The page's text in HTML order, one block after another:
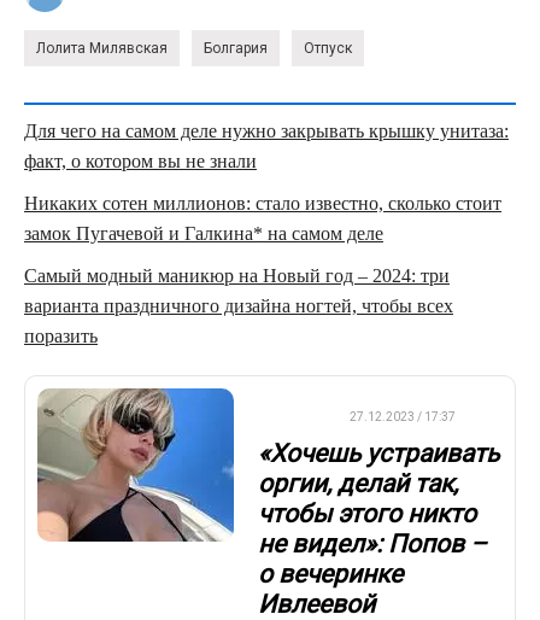
Лолита Милявская Болгария Отпуск
Для чего на самом деле нужно закрывать крышку унитаза:
факт, о котором вы не знали
Никаких сотен миллионов: стало известно, сколько стоит
замок Пугачевой и Галкина* на самом деле
Самый модный маникюр на Новый год – 2024: три
варианта праздничного дизайна ногтей, чтобы всех
поразить
27.12.2023 / 17:37
«Хочешь устраивать
оргии, делай так,
чтобы этого никто
не видел»: Попов –
о вечеринке
Ивлеевой